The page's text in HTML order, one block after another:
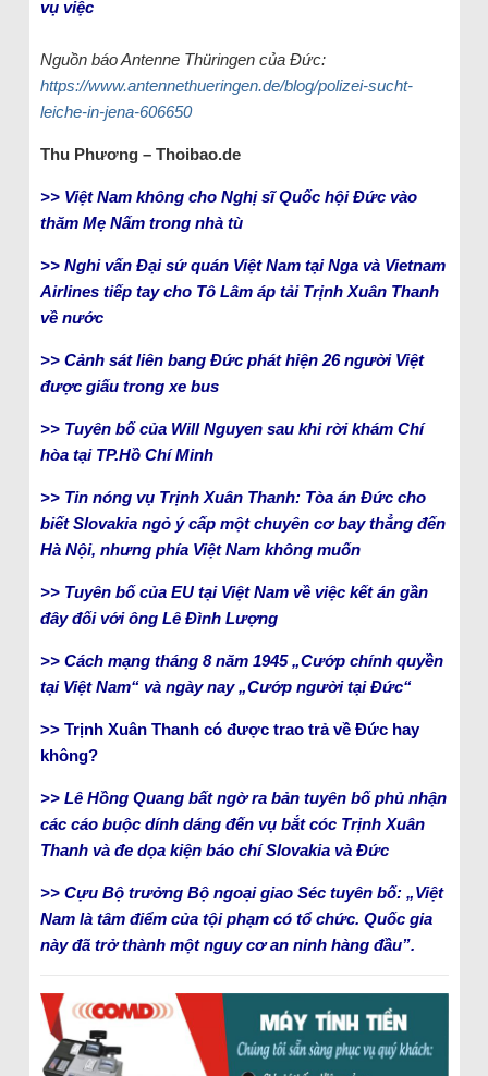
vụ việc
Nguồn báo Antenne Thüringen của Đức:
https://www.antennethueringen.de/blog/polizei-sucht-
leiche-in-jena-606650
Thu Phương – Thoibao.de
>> Việt Nam không cho Nghị sĩ Quốc hội Đức vào
thăm Mẹ Nấm trong nhà tù
>> Nghi vấn Đại sứ quán Việt Nam tại Nga và Vietnam
Airlines tiếp tay cho Tô Lâm áp tải Trịnh Xuân Thanh
về nước
>> Cảnh sát liên bang Đức phát hiện 26 người Việt
được giấu trong xe bus
>> Tuyên bố của Will Nguyen sau khi rời khám Chí
hòa tại TP.Hồ Chí Minh
>> Tin nóng vụ Trịnh Xuân Thanh: Tòa án Đức cho
biết Slovakia ngỏ ý cấp một chuyên cơ bay thẳng đến
Hà Nội, nhưng phía Việt Nam không muốn
>> Tuyên bố của EU tại Việt Nam về việc kết án gần
đây đối với ông Lê Đình Lượng
>> Cách mạng tháng 8 năm 1945 „Cướp chính quyền
tại Việt Nam“ và ngày nay „Cướp người tại Đức“
>> Trịnh Xuân Thanh có được trao trả về Đức hay
không?
>> Lê Hồng Quang bất ngờ ra bản tuyên bố phủ nhận
các cáo buộc dính dáng đến vụ bắt cóc Trịnh Xuân
Thanh và đe dọa kiện báo chí Slovakia và Đức
>> Cựu Bộ trưởng Bộ ngoại giao Séc tuyên bố: „Việt
Nam là tâm điểm của tội phạm có tổ chức. Quốc gia
này đã trở thành một nguy cơ an ninh hàng đầu”.